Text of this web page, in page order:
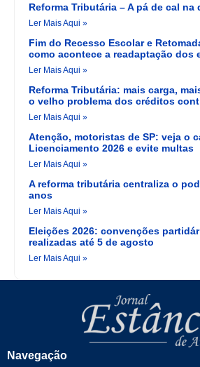
Reforma Tributária – A pá de cal na
Ler Mais Aqui »
Fim do Recesso Escolar e
como acontece a readaptação dos
Ler Mais Aqui »
Reforma Tributária: mais carga,
o velho problema dos créditos
Ler Mais Aqui »
Atenção, motoristas de SP: veja o
Licenciamento 2026 e evite multas
Ler Mais Aqui »
A reforma tributária centraliza o
anos
Ler Mais Aqui »
Eleições 2026: convenções
realizadas até 5 de agosto
Ler Mais Aqui »
Navegação